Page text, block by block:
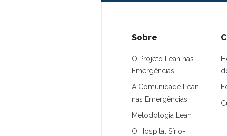
Sobre
O Projeto Lean nas
Emergências
A Comunidade Lean
nas Emergências
Metodologia Lean
O Hospital Sírio-